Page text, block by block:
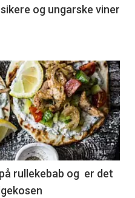
og ungarske viner
rullekebab og er det